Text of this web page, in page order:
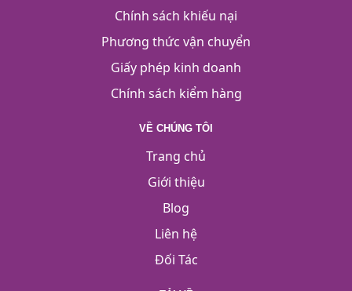
Chính sách khiếu nại
Phương thức vận chuyển
Giấy phép kinh doanh
Chính sách kiểm hàng
VỀ CHÚNG TÔI
Trang chủ
Giới thiệu
Blog
Liên hệ
Đối Tác